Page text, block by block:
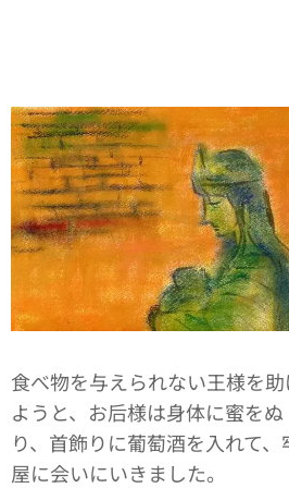
食べ物を与えられない王様を助
ようと、お后様は身体に蜜をぬ
り、首飾りに葡萄酒を入れて、
屋に会いにいきました。